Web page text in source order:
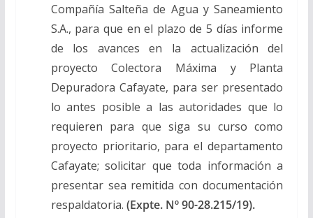
Compañía Salteña de Agua y Saneamiento
S.A., para que en el plazo de 5 días informe
de los avances en la actualización del
proyecto Colectora Máxima y Planta
Depuradora Cafayate, para ser presentado
lo antes posible a las autoridades que lo
requieren para que siga su curso como
proyecto prioritario, para el departamento
Cafayate; solicitar que toda información a
presentar sea remitida con documentación
respaldatoria. (Expte. Nº 90-28.215/19).